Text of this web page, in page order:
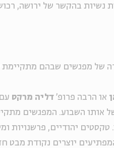
נשיות בהקשר של ירושה,
של מפגשים שבהם
או הרבה פרופ' דליה מרקס
אותו השבוע. המפגשים
טקסטים יהודיים, פרשנויות
יוצרים נקודת מבט